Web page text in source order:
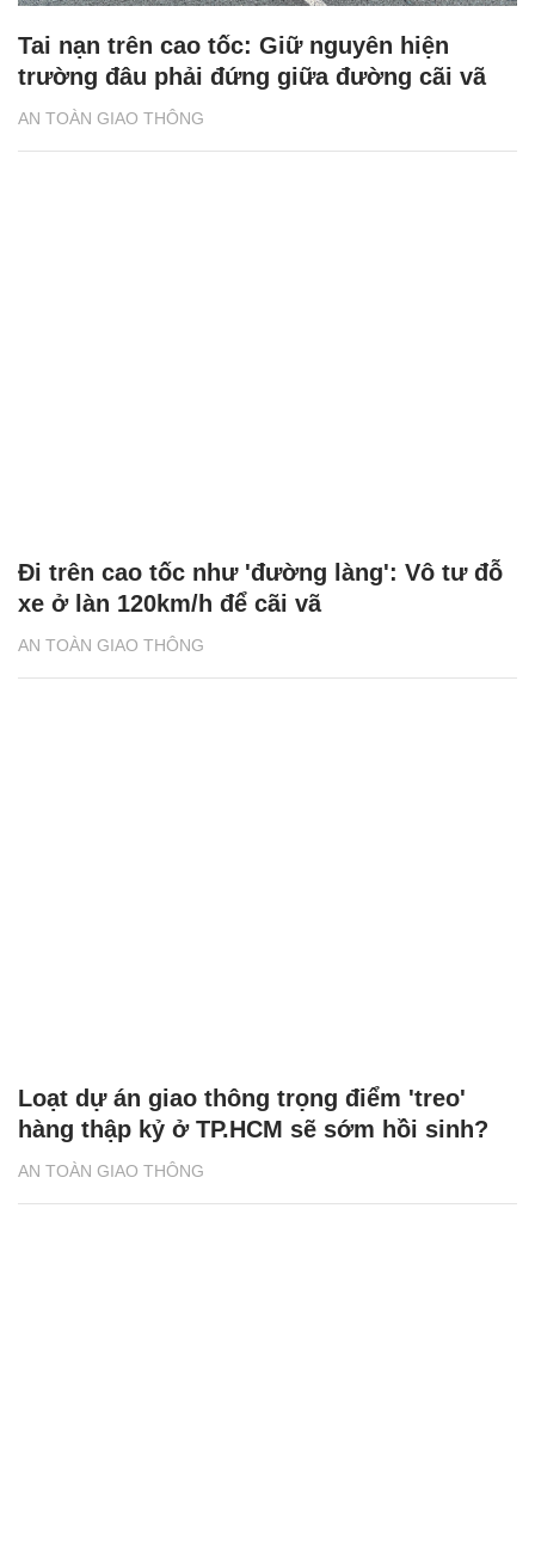
AN TOÀN GIAO THÔNG
Tai nạn trên cao tốc: Giữ nguyên hiện
trường đâu phải đứng giữa đường cãi vã
AN TOÀN GIAO THÔNG
Đi trên cao tốc như 'đường làng': Vô tư đỗ
xe ở làn 120km/h để cãi vã
AN TOÀN GIAO THÔNG
Loạt dự án giao thông trọng điểm 'treo'
hàng thập kỷ ở TP.HCM sẽ sớm hồi sinh?